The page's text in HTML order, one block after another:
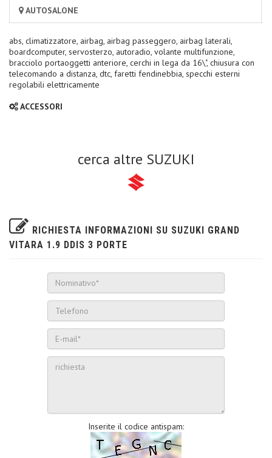
AUTOSALONE
abs, climatizzatore, airbag, airbag passeggero, airbag laterali,
boardcomputer, servosterzo, autoradio, volante multifunzione,
bracciolo portaoggetti anteriore, cerchi in lega da 16\", chiusura con
telecomando a distanza, dtc, faretti fendinebbia, specchi esterni
regolabili elettricamente
ACCESSORI
cerca altre SUZUKI
RICHIESTA INFORMAZIONI SU SUZUKI GRAND
VITARA 1.9 DDIS 3 PORTE
Inserite il codice antispam: